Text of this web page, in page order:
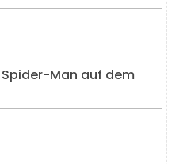
Spider-Man auf dem